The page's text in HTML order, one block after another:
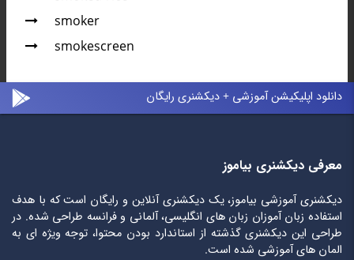
smoker
smokescreen
دانلود اپلیکیشن آموزشی + دیکشنری رایگان
معرفی دیکشنری بیاموز
دیکشنری آموزشی بیاموز، یک دیکشنری آنلاین و رایگان است که با هدف
استفاده زبان آموزان زبان های انگلیسی، آلمانی و فرانسه طراحی شده. در
طراحی این دیکشنری گذشته از استاندارد بودن محتوا، توجه ویژه ای به
المان های آموزشی شده است.